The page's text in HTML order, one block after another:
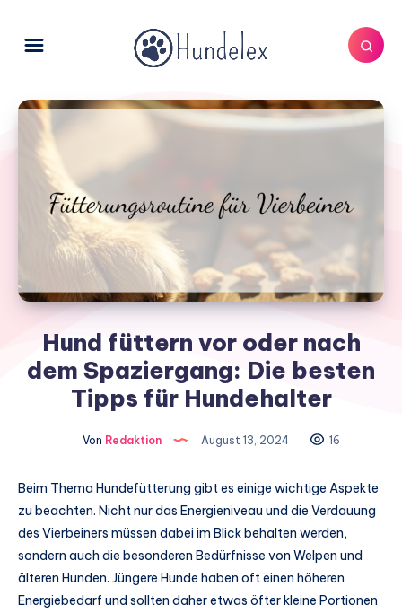
Hund füttern vor oder nach
dem Spaziergang: Die besten
Tipps für Hundehalter
Von Redaktion August 13, 2024 16
Beim Thema Hundefütterung gibt es einige wichtige Aspekte
zu beachten. Nicht nur das Energieniveau und die Verdauung
des Vierbeiners müssen dabei im Blick behalten werden,
sondern auch die besonderen Bedürfnisse von Welpen und
älteren Hunden. Jüngere Hunde haben oft einen höheren
Energiebedarf und sollten daher etwas öfter kleine Portionen